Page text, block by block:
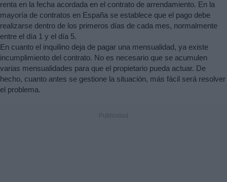
renta en la fecha acordada en el contrato de arrendamiento. En la
mayoría de contratos en España se establece que el pago debe
realizarse dentro de los primeros días de cada mes, normalmente
entre el día 1 y el día 5.
En cuanto el inquilino deja de pagar una mensualidad, ya existe
incumplimiento del contrato. No es necesario que se acumulen
varias mensualidades para que el propietario pueda actuar. De
hecho, cuanto antes se gestione la situación, más fácil será resolver
el problema.